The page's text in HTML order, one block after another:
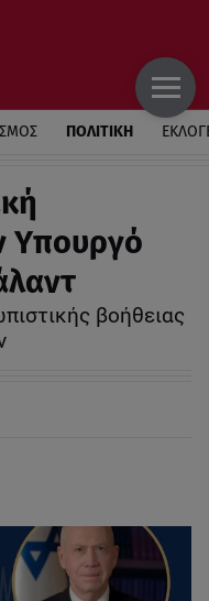
ΠΟΛΙΤΙΚΗ
Υπουργό
βοήθειας